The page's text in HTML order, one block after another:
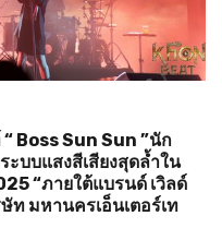
Boss Sun Sun ”นัก
ะบบแสงสีเสียงสุดล้ำใน
“ภายใต้แบรนด์ เวิลด์
ท มหานครเอ็นเตอร์เท